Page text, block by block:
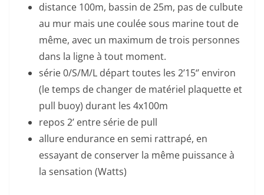
distance 100m, bassin de 25m, pas de culbute
au mur mais une coulée sous marine tout de
même, avec un maximum de trois personnes
dans la ligne à tout moment.
série 0/S/M/L départ toutes les 2’15‘’ environ
(le temps de changer de matériel plaquette et
pull buoy) durant les 4x100m
repos 2’ entre série de pull
allure endurance en semi rattrapé, en
essayant de conserver la même puissance à
la sensation (Watts)